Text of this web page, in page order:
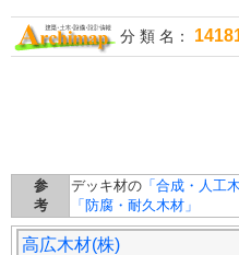
分 類 名：
参
考
デッキ材の 「合成・人工
「防腐・耐久木材」
高広木材(株)